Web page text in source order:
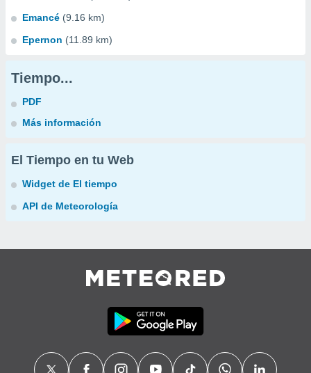
Emancé (9.16 km)
Epernon (11.89 km)
Tiempo...
PDF
Más información
El Tiempo en tu Web
Widget de El tiempo
API de Meteorología